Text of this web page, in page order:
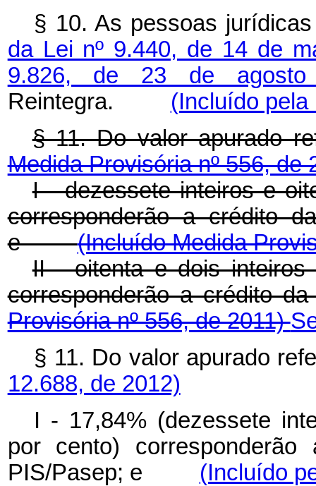
§ 10. As pessoas
da Lei nº 9.440, de 14 de
9.826, de 23 de
Reintegra. (Incluído pela
§ 11. Do valor apurado
Medida Provisória nº 556, de
I - dezessete inteiros e
corresponderão a crédito
e(Incluído Medida
II - oitenta e dois inteiros
corresponderão a
Provisória nº 556, de 2011)
§ 11. Do valor apurado
12.688, de 2012)
I - 17,84% (dezessete
por cento)
PIS/Pasep; e (Incluído